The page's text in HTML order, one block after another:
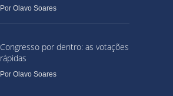
Por Olavo Soares
Congresso por dentro: as votações
rápidas
Por Olavo Soares